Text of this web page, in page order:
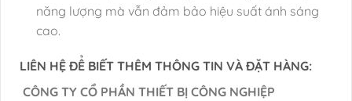
năng lượng mà vẫn đảm bảo hiệu suất ánh sáng
cao.
LIÊN HỆ ĐỂ BIẾT THÊM THÔNG TIN VÀ ĐẶT HÀNG:
CÔNG TY CỔ PHẦN THIẾT BỊ CÔNG NGHIỆP